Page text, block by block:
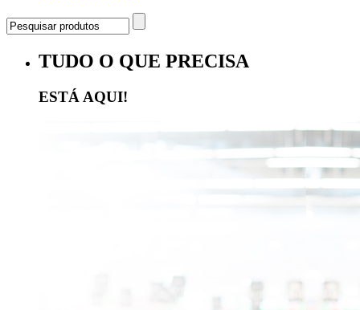
TUDO O QUE PRECISA
ESTÁ AQUI!